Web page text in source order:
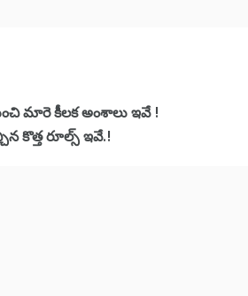
మారె కీలక అంశాలు ఇవే !
కొత్త రూల్స్ ఇవే.!